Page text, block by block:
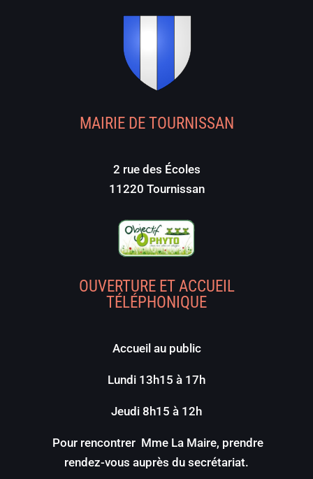
MAIRIE DE TOURNISSAN
2 rue des Écoles
11220 Tournissan
OUVERTURE ET ACCUEIL
TÉLÉPHONIQUE
Accueil au public
Lundi 13h15 à 17h
Jeudi 8h15 à 12h
Pour rencontrer Mme La Maire, prendre
rendez-vous auprès du secrétariat.